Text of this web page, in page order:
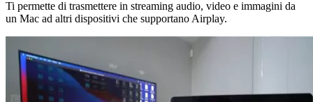
Ti permette di trasmettere in streaming audio, video e immagini da
un Mac ad altri dispositivi che supportano Airplay.